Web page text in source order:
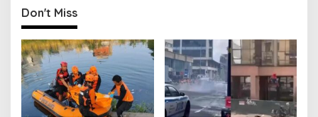
n
a
v
i
g
Don't Miss